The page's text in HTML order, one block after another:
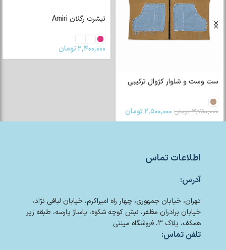
ست وست و شلوار کژوال ترکیبی
۳,۷۵۰,۰۰۰ تومان ۲,۵۰۰,۰۰۰تومان
تیشرت رگلان Amiri
۲,۴۰۰,۰۰۰تومان
اطلاعات تماس
آدرس:
تهران، خیابان جمهوری، چهار راه امیراکرم، خیابان لبافی نژاد،
خیابان برادران مظفر، نبش کوچه شکوه، پاساژ پارسه، طبقه زیر
همکف، پلاک 3، فروشگاه مینتی
تلفن تماس: